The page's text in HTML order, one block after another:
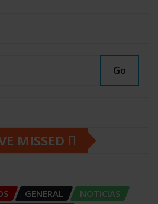
Go
MISSED
GENERAL
NOTICIAS